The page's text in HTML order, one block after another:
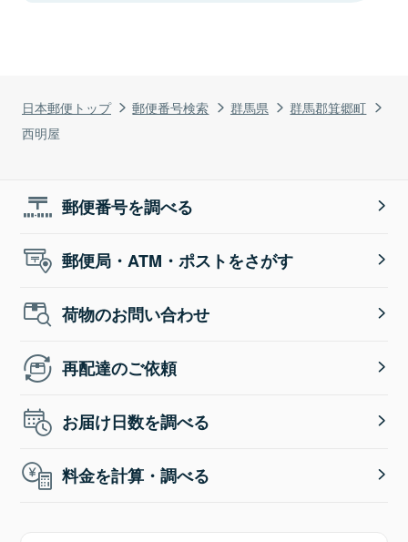
日本郵便トップ 郵便番号検索 群馬県
群馬郡箕郷町
西明屋
郵便番号を調べる
郵便局・ATM・ポストをさがす
荷物のお問い合わせ
再配達のご依頼
お届け日数を調べる
料金を計算・調べる